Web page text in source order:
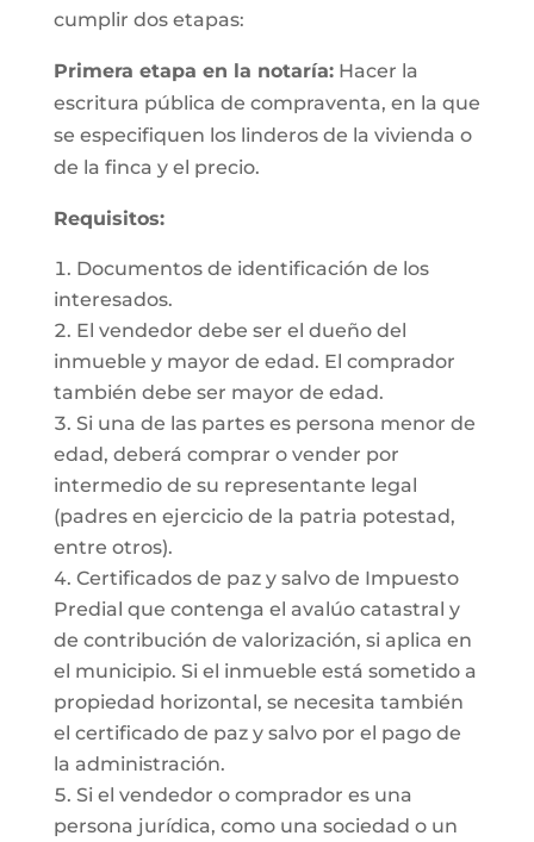
cumplir dos etapas:
Primera etapa en la notaría:Hacer la
escritura pública de compraventa, en la que
se especifiquen los linderos de la vivienda o
de la finca y el precio.
Requisitos:
Documentos de identificación de los
interesados.
El vendedor debe ser el dueño del
inmueble y mayor de edad. El comprador
también debe ser mayor de edad.
Si una de las partes es persona menor de
edad, deberá comprar o vender por
intermedio de su representante legal
(padres en ejercicio de la patria potestad,
entre otros).
Certificados de paz y salvo de Impuesto
Predial que contenga el avalúo catastral y
de contribución de valorización, si aplica en
el municipio. Si el inmueble está sometido a
propiedad horizontal, se necesita también
el certificado de paz y salvo por el pago de
la administración.
Si el vendedor o comprador es una
persona jurídica, como una sociedad o un